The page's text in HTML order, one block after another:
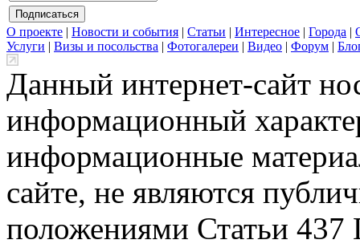
О проекте | Новости и события | Статьи | Интересное | Города |
Услуги | Визы и посольства | Фотогалереи | Видео | Форум |
Данный интернет-сайт
информационный
информационные
сайте, не являются
положениями Статьи 437